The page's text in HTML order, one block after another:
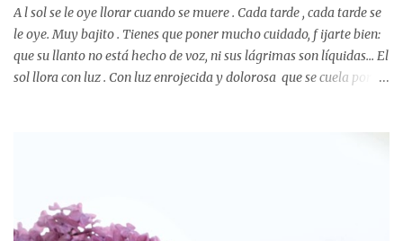
Revista Literaria Monolito y, después — el 7 de enero d...
A l sol se le oye llorar cuando se muere . Cada tarde , cada tarde se
le oye. Muy bajito . Tienes que poner mucho cuidado, f ijarte bien:
que su llanto no está hecho de voz, ni sus lágrimas son líquidas... El
sol llora con luz . Con luz enrojecida y dolorosa que se cuela por
andenes. A esperar. Y mirar arriba . Arriba. Por encima de la
cabeza del hombre de la bandera. Al cielo . Y, aunque sé que no me